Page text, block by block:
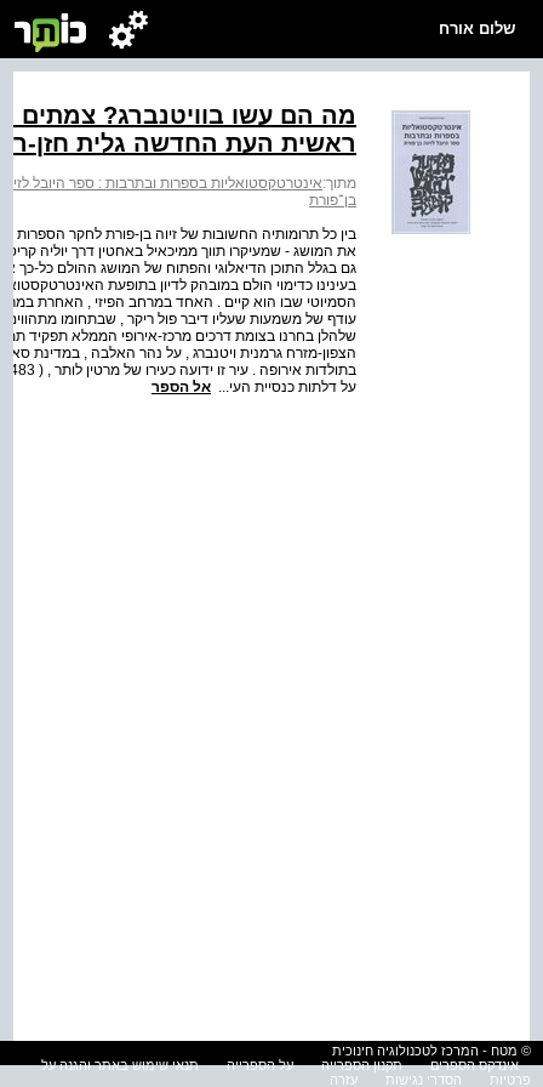
שלום אורח
מה הם עשו בוויטנברג? צמתים
ראשית העת החדשה גלית חזן-
מתוך:אינטרטקסטואליות בספרות ובתרבות : ספר היובל
בן־פורת
בין כל תרומותיה החשובות של זיוה בן-פורת לחקר
את המושג - שמעיקרו תווך ממיכאיל באחטין דרך יוליה
גם בגלל התוכן הדיאלוגי והפתוח של המושג ההולם כל-כך
בעינינו כדימוי הולם במובהק לדיון בתופעת
הסמיוטי שבו הוא קיים . האחד במרחב הפיזי , האחרת
עודף של משמעות שעליו דיבר פול ריקר , שבתחומו
שלהלן בחרנו בצומת דרכים מרכז-אירופי הממלא תפקיד
הצפון-מזרח גרמנית ויטנברג , על נהר האלבה , במדינת
על דלתות כנסיית העי... אל הספר
© מטח - המרכז לטכנולוגיה חינוכית
אינדקס הספרים
תקנון הספרייה על הספרייה
תנאי שימוש באתר והגנה על
פרטיות
הסדרי נגישות עזרה